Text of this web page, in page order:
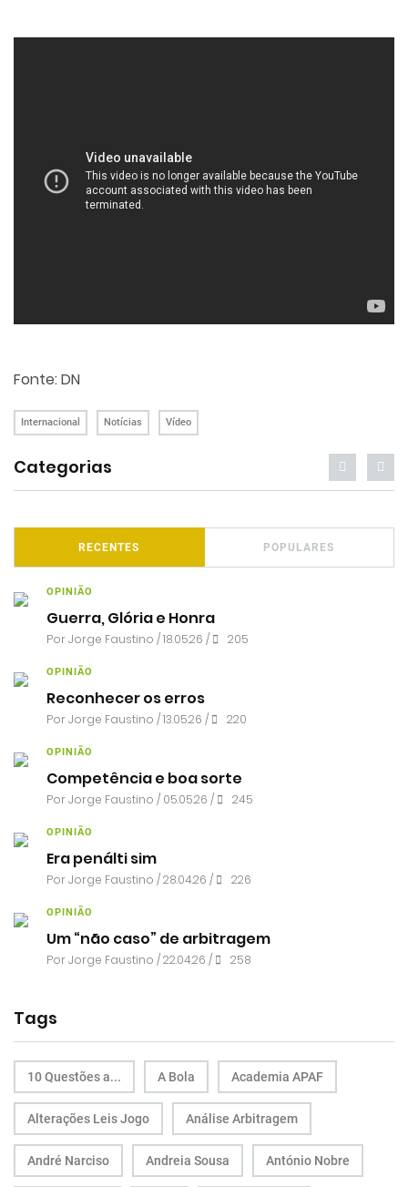
Fonte: DN
Internacional Notícias Vídeo
Categorias
RECENTES POPULARES
OPINIÃO
Guerra, Glória e Honra
PorJorge Faustino / 18.05.26 / 205
OPINIÃO
Reconhecer os erros
PorJorge Faustino / 13.05.26 / 220
OPINIÃO
Competência e boa sorte
PorJorge Faustino / 05.05.26 / 245
OPINIÃO
Era penálti sim
PorJorge Faustino / 28.04.26 / 226
OPINIÃO
Um “não caso” de arbitragem
PorJorge Faustino / 22.04.26 / 258
Tags
10 Questões a... A Bola Academia APAF
Alterações Leis Jogo Análise Arbitragem
André Narciso Andreia Sousa António Nobre